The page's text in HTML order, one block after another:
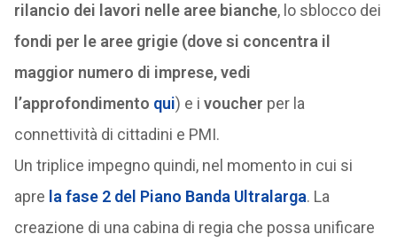
rilancio dei lavori nelle aree bianche, lo sblocco dei
fondi per le aree grigie (dove si concentra il
maggior numero di imprese, vedi
l’approfondimento qui) e i voucher per la
connettività di cittadini e PMI.
Un triplice impegno quindi, nel momento in cui si
apre la fase 2 del Piano Banda Ultralarga. La
creazione di una cabina di regia che possa unificare